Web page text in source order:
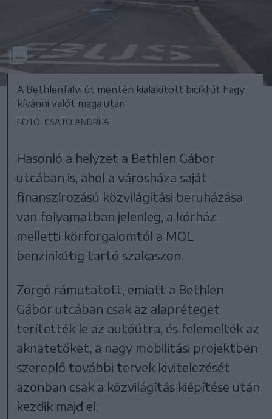
A Bethlenfalvi út mentén kialakított bicikliút hagy
kívánni valót maga után
FOTÓ: CSATÓ ANDREA
Hasonló a helyzet a Bethlen Gábor
utcában is, ahol a városháza saját
finanszírozású közvilágítási beruházása
van folyamatban jelenleg, a kórház
melletti körforgalomtól a MOL
benzinkútig tartó szakaszon.
Zörgő rámutatott, emiatt a Bethlen
Gábor utcában csak az alapréteget
terítették le az autóútra, és felemelték az
aknatetőket, a nagy mobilitási projektben
szereplő további tervek kivitelezését
azonban csak a közvilágítás kiépítése után
kezdik majd el.